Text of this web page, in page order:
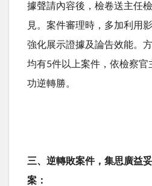
據聲請內容後，檢卷送主任
見。案件審理時，多加利用
強化展示證據及論告效能。
均有5件以上案件，依檢察官
功逆轉勝。
三、逆轉敗案件，集思廣益
案：